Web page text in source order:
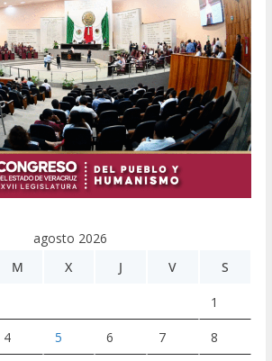
agosto 2026
M X J V S
1
4 5 6 7 8